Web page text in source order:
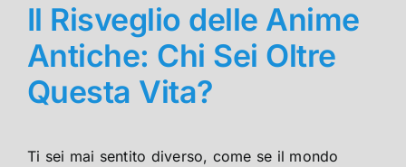
Il Risveglio delle Anime
Antiche: Chi Sei Oltre
Questa Vita?
Ti sei mai sentito diverso, come se il mondo